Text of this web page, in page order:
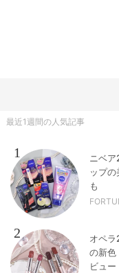
最近1週間の人気記事
1
ニベ
ップ
も
2
オペラ
の新
ビュー